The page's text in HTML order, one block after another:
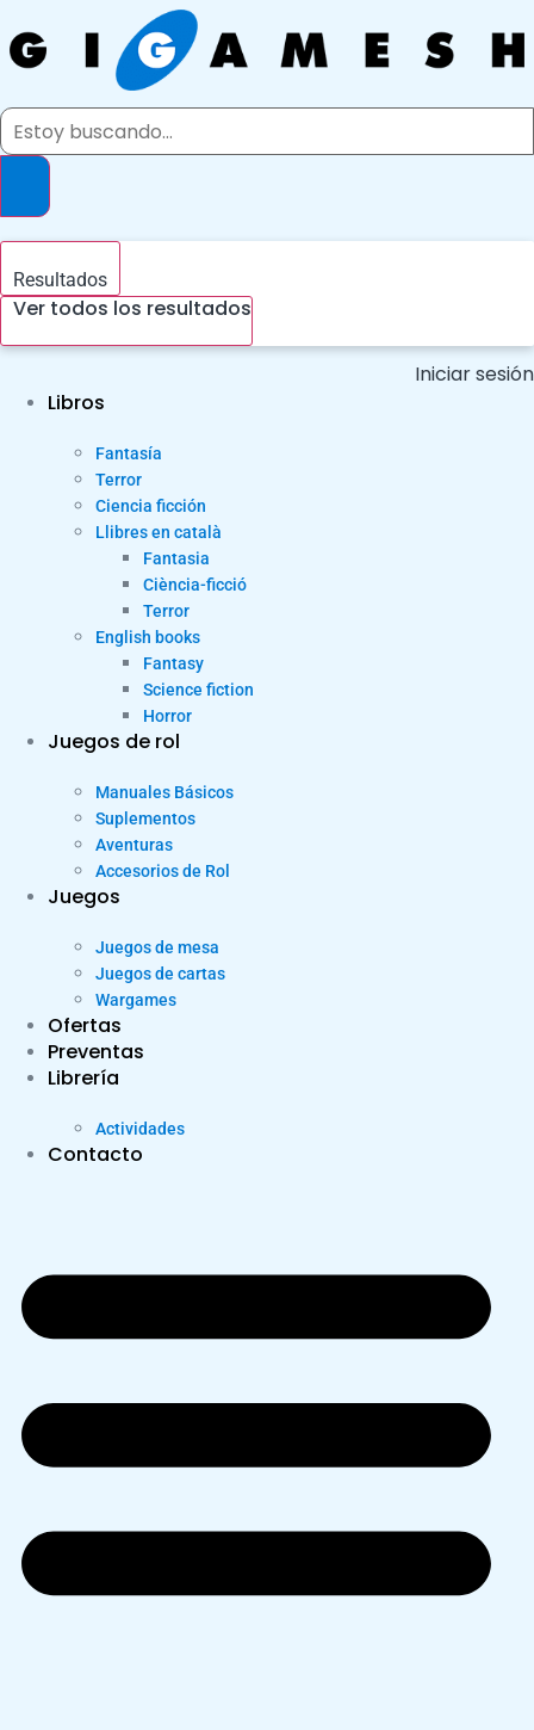
al
contenido
Search
Resultados
Ver todos los resultados
Iniciar sesión
Libros
Fantasía
Terror
Ciencia ficción
Llibres en català
Fantasia
Ciència-ficció
Terror
English books
Fantasy
Science fiction
Horror
Juegos de rol
Manuales Básicos
Suplementos
Aventuras
Accesorios de Rol
Juegos
Juegos de mesa
Juegos de cartas
Wargames
Ofertas
Preventas
Librería
Actividades
Contacto